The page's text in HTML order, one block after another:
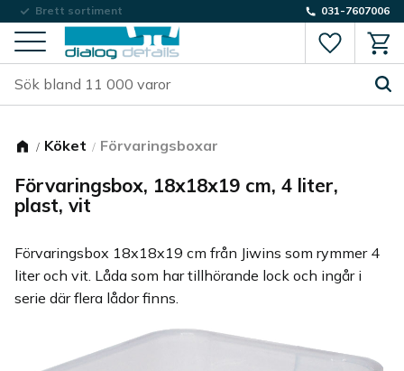
Meny
Brett sortiment
Låg fraktkostnad 031-7607006
Köket Förvaringsboxar
Förvaringsbox, 18x18x19 cm, 4 liter,
plast, vit
Förvaringsbox 18x18x19 cm från Jiwins som rymmer 4
liter och vit. Låda som har tillhörande lock och ingår i
serie där flera lådor finns.